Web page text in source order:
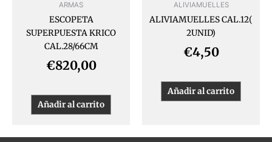
ARMAS
ESCOPETA
SUPERPUESTA KRICO
CAL.28/66CM
€820,00
Añadir al carrito
ALIVIAMUELLES
ALIVIAMUELLES CAL.12(
2UNID)
€4,50
Añadir al carrito